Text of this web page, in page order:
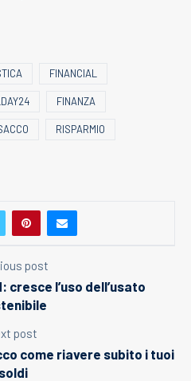
FINANCIAL
FINANZA
RISPARMIO
post
cresce l’uso dell’usato
post
come riavere subito i tuoi
soldi